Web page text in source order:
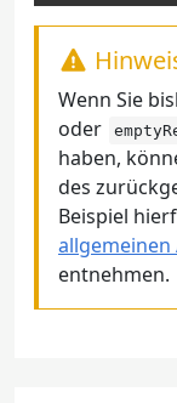
Wenn Sie
oder
haben,
des
Beispiel
entnehmen.